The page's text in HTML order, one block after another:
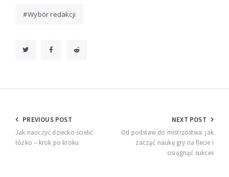
Wybór redakcji
Nawigacja
wpisu
PREVIOUS POST
Jak nauczyć dziecko ścielić
łóżko – krok po kroku
NEXT POST
Od podstaw do mistrzostwa: jak
zacząć naukę gry na flecie i
osiągnąć sukces